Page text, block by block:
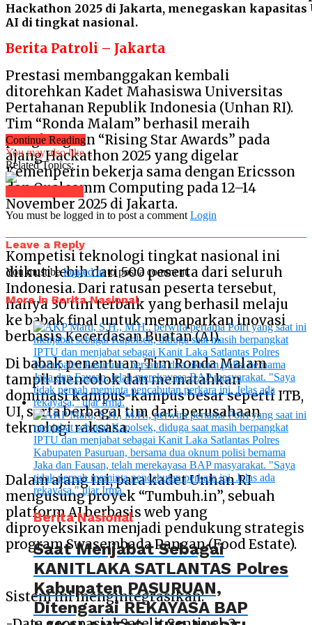
Hackathon 2025 di Jakarta, menegaskan
AI di tingkat nasional.
Berita Patroli – Jakarta
Prestasi membanggakan kembali
ditorehkan Kadet Mahasiswa Universitas
Pertahanan Republik Indonesia (Unhan RI).
Tim “Ronda Malam” berhasil meraih
penghargaan “Rising Star Awards” pada
ajang Hackathon 2025 yang digelar
Kemenperin bekerja sama dengan Ericsson
dan Qualcomm Computing pada 12–14
November 2025 di Jakarta.
Kompetisi teknologi tingkat nasional ini
diikuti lebih dari 500 peserta dari seluruh
Indonesia. Dari ratusan peserta tersebut,
hanya 30 tim terbaik yang berhasil melaju
ke babak final untuk memaparkan inovasi
berbasis Kecerdasan Buatan (AI).
Di babak penentuan, Tim Ronda Malam
tampil mencolok dan mematahkan
dominasi kampus-kampus besar seperti ITB,
UI, serta berbagai tim dari perusahaan
teknologi raksasa.
Dalam ajang ini, para kadet Unhan RI
mengusung proyek “Tumbuh.in”, sebuah
platform AI berbasis web yang
diproyeksikan menjadi pendukung strategis
program Swasembada Pangan (Food Estate).
Sistem ini mengintegrasikan:
Continue Reading
You may also like...
Related Topics:
You must be logged in to post a comment Login
Leave a Reply
You must belogged into post a comment.
More in Berita Nasional
Berita Nasional
Saat Menjabat Sebagai
KANITLAKA SATLANTAS Polres
Kabupaten PASURUAN,
Ditengarai REKAYASA BAP